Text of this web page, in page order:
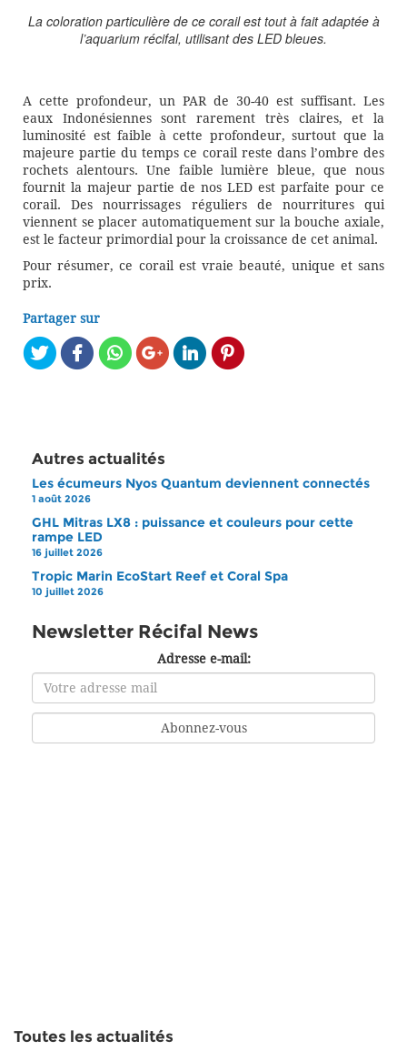
La coloration particulière de ce corail est tout à fait adaptée à
l’aquarium récifal, utilisant des LED bleues.
A cette profondeur, un PAR de 30-40 est suffisant. Les
eaux Indonésiennes sont rarement très claires, et la
luminosité est faible à cette profondeur, surtout que la
majeure partie du temps ce corail reste dans l’ombre des
rochets alentours. Une faible lumière bleue, que nous
fournit la majeur partie de nos LED est parfaite pour ce
corail. Des nourrissages réguliers de nourritures qui
viennent se placer automatiquement sur la bouche axiale,
est le facteur primordial pour la croissance de cet animal.
Pour résumer, ce corail est vraie beauté, unique et sans
prix.
Partager sur
Autres actualités
Les écumeurs Nyos Quantum deviennent connectés
1 août 2026
GHL Mitras LX8 : puissance et couleurs pour cette
rampe LED
16 juillet 2026
Tropic Marin EcoStart Reef et Coral Spa
10 juillet 2026
Newsletter Récifal News
Adresse e-mail:
Toutes les actualités